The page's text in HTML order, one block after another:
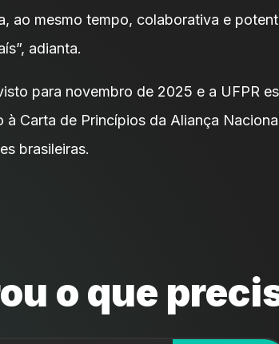
ao mesmo tempo, colaborativa e
adianta.
para novembro de 2025 e a UFPR
Carta de Princípios da Aliança
brasileiras.
o que